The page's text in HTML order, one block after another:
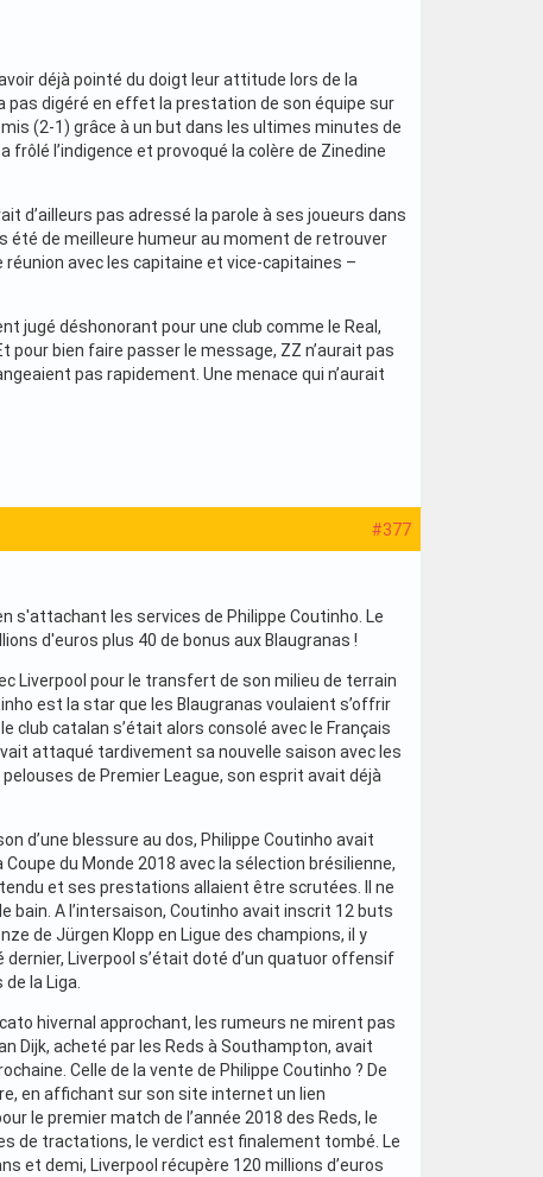
déjà pointé du doigt leur attitude lors de la
pas digéré en effet la prestation de son équipe sur
(2-1) grâce à un but dans les ultimes minutes de
l’indigence et provoqué la colère de Zinedine
d’ailleurs pas adressé la parole à ses joueurs dans
été de meilleure humeur au moment de retrouver
avec les capitaine et vice-capitaines –
jugé déshonorant pour une club comme le Real,
bien faire passer le message, ZZ n’aurait pas
pas rapidement. Une menace qui n’aurait
#377
s'attachant les services de Philippe Coutinho. Le
d'euros plus 40 de bonus aux Blaugranas !
Liverpool pour le transfert de son milieu de terrain
est la star que les Blaugranas voulaient s’offrir
club catalan s’était alors consolé avec le Français
attaqué tardivement sa nouvelle saison avec les
de Premier League, son esprit avait déjà
d’une blessure au dos, Philippe Coutinho avait
du Monde 2018 avec la sélection brésilienne,
et ses prestations allaient être scrutées. Il ne
A l’intersaison, Coutinho avait inscrit 12 buts
de Jürgen Klopp en Ligue des champions, il y
Liverpool s’était doté d’un quatuor offensif
la Liga.
hivernal approchant, les rumeurs ne mirent pas
Dijk, acheté par les Reds à Southampton, avait
Celle de la vente de Philippe Coutinho ? De
en affichant sur son site internet un lien
le premier match de l’année 2018 des Reds, le
de tractations, le verdict est finalement tombé. Le
et demi, Liverpool récupère 120 millions d’euros